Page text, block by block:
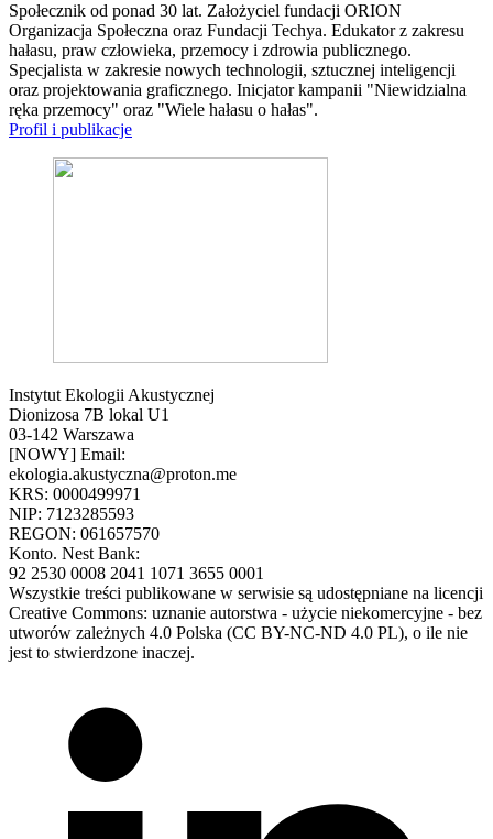
Społecznik od ponad 30 lat. Założyciel fundacji ORION
Organizacja Społeczna oraz Fundacji Techya. Edukator z zakresu
hałasu, praw człowieka, przemocy i zdrowia publicznego.
Specjalista w zakresie nowych technologii, sztucznej inteligencji
oraz projektowania graficznego. Inicjator kampanii "Niewidzialna
ręka przemocy" oraz "Wiele hałasu o hałas".
Profil i publikacje
Instytut Ekologii Akustycznej
Dionizosa 7B lokal U1
03-142 Warszawa
[NOWY] Email:
ekologia.akustyczna@proton.me
KRS: 0000499971
NIP: 7123285593
REGON: 061657570
Konto. Nest Bank:
92 2530 0008 2041 1071 3655 0001
Wszystkie treści publikowane w serwisie są udostępniane na licencji
Creative Commons: uznanie autorstwa - użycie niekomercyjne - bez
utworów zależnych 4.0 Polska (CC BY-NC-ND 4.0 PL), o ile nie
jest to stwierdzone inaczej.